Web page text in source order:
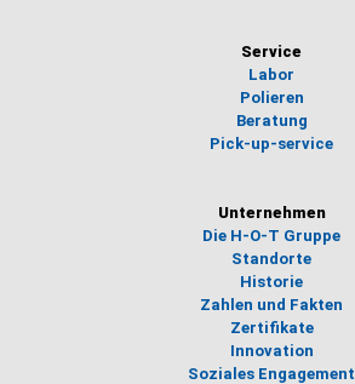
Service
Labor
Polieren
Beratung
Pick-up-service
Unternehmen
Die H-O-T Gruppe
Standorte
Historie
Zahlen und Fakten
Zertifikate
Innovation
Soziales Engagement